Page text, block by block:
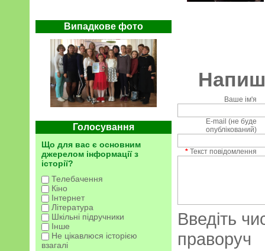
Випадкове фото
Голосування
Що для вас є основним
джерелом інформації з
історії?
Телебачення
Кіно
Інтернет
Література
Шкільні підручники
Інше
Не цікавлюся історією
взагалі
Ваше ім'я
E-mail (не буде
опублікований)
* Текст повідомлення
Введіть
праворуч